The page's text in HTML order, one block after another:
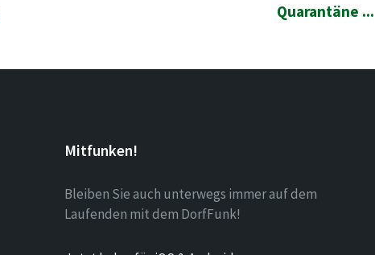
Quarantäne ...
Mitfunken!
Bleiben Sie auch unterwegs immer auf dem
Laufenden mit dem DorfFunk!